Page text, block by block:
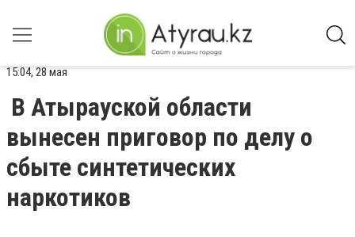
15:04, 28 мая
В Атырауской области
вынесен приговор по делу о
сбыте синтетических
наркотиков